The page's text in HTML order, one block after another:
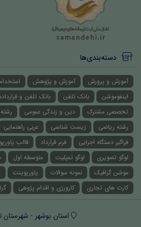
دسته‌بندی‌ها
آموزش و پرورش آموزش و پژوهش
اینفوموشن
بانک تلفن بانک تلفن و
تخصصی مشترک
دین و زندگی عمومی
رشته ریاضی
زیست شناسی عربی راهنمایی
فراگیر دستگاه اجرایی
فرم قرارداد قالب
لوگو تصویری
لوگو تمپلیت متوسطه اول
موشن گرافیک
نمونه سوالات پاورپوینت
کارت های تجاری
کارورزی و اقدام پژوهی
استان بوشهر - شهرستان